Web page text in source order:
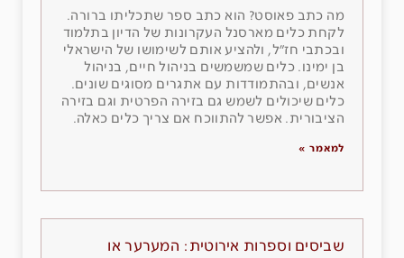
מה כתב פאוסט? הוא כתב ספר שתכליתו ברורה.
לקחת כלים מארסנל העקרונות של הדיון בתלמוד
ובכתבי חז״ל, ולהציע אותם לשימושו של הישראלי
בן ימינו. כלים שמשמשים בניהול חיים, בניהול
אנשים, ובהתמודדות עם אתגרים מסוגים שונים.
כלים שיכולים לשמש גם בזירה הפרטית וגם בזירה
הציבורית. אפשר להתווכח אם צריך כלים כאלה.
למאמר »
שביסים וספרות אירוטית: המערער או